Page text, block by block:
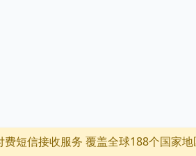
费短信接收服务 覆盖全球188个国